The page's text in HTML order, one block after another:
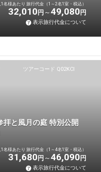
名様あたり 旅行代金（1～2名1室・税込）
32,010 円 49,080 円
表示旅行代金について
ツアーコード Q02KCI
と風月の庭 特別公開
名様あたり 旅行代金（1～4名1室・税込）
31,680 円 46,090 円
表示旅行代金について